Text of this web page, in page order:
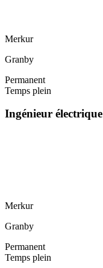
Merkur
Granby
Permanent
Temps plein
Ingénieur électrique
Merkur
Granby
Permanent
Temps plein